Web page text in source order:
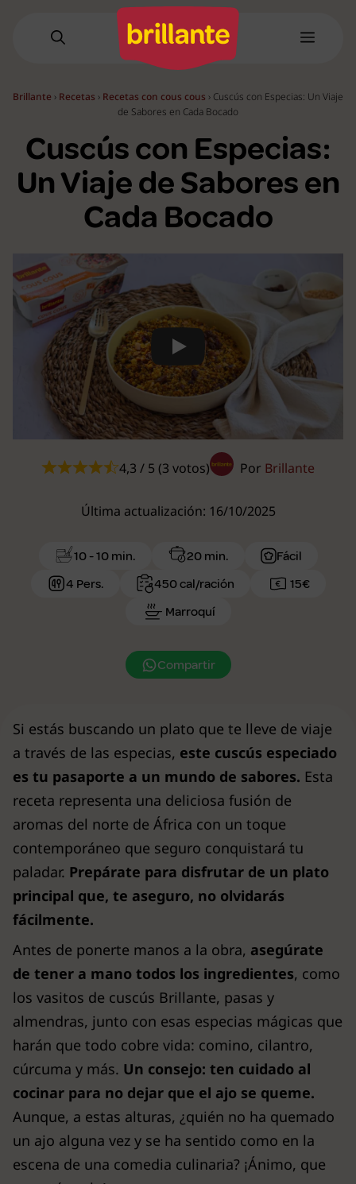
Menú
Brillante › Recetas › Recetas con cous cous › Cuscús con Especias: Un Viaje
de Sabores en Cada Bocado
Cuscús con Especias:
Un Viaje de Sabores en
Cada Bocado
Play
4,3 / 5 (3 votos) Por Brillante
Última actualización: 16/10/2025
10 - 10 min. 20 min.
Fácil
4 Pers.
450 cal/ración
15€
Marroquí
Compartir
Si estás buscando un plato que te lleve de viaje
a través de las especias, este cuscús especiado
es tu pasaporte a un mundo de sabores. Esta
receta representa una deliciosa fusión de
aromas del norte de África con un toque
contemporáneo que seguro conquistará tu
paladar. Prepárate para disfrutar de un plato
principal que, te aseguro, no olvidarás
fácilmente.
Antes de ponerte manos a la obra, asegúrate
de tener a mano todos los ingredientes, como
los vasitos de cuscús Brillante, pasas y
almendras, junto con esas especias mágicas que
harán que todo cobre vida: comino, cilantro,
cúrcuma y más. Un consejo: ten cuidado al
cocinar para no dejar que el ajo se queme.
Aunque, a estas alturas, ¿quién no ha quemado
un ajo alguna vez y se ha sentido como en la
escena de una comedia culinaria? ¡Ánimo, que